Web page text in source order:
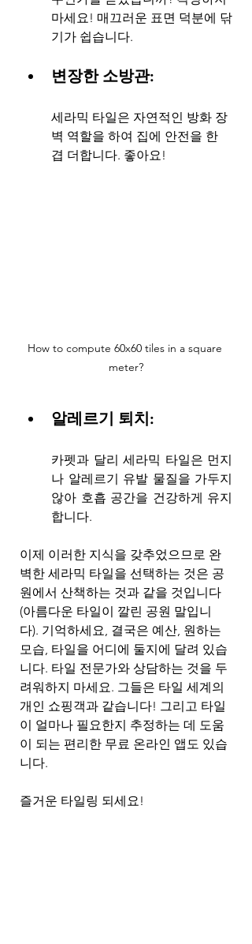
마세요! 매끄러운 표면 덕분에 닦
기가 쉽습니다.
변장한 소방관:
세라믹 타일은 자연적인 방화 장
벽 역할을 하여 집에 안전을 한
겹 더합니다. 좋아요!
How to compute 60x60 tiles in a square
meter?
알레르기 퇴치:
카펫과 달리 세라믹 타일은 먼지
나 알레르기 유발 물질을 가두지
않아 호흡 공간을 건강하게 유지
합니다.
이제 이러한 지식을 갖추었으므로 완
벽한 세라믹 타일을 선택하는 것은 공
원에서 산책하는 것과 같을 것입니다
(아름다운 타일이 깔린 공원 말입니
다). 기억하세요, 결국은 예산, 원하는
모습, 타일을 어디에 둘지에 달려 있습
니다. 타일 전문가와 상담하는 것을 두
려워하지 마세요. 그들은 타일 세계의
개인 쇼핑객과 같습니다! 그리고 타일
이 얼마나 필요한지 추정하는 데 도움
이 되는 편리한 무료 온라인 앱도 있습
니다.
즐거운 타일링 되세요!